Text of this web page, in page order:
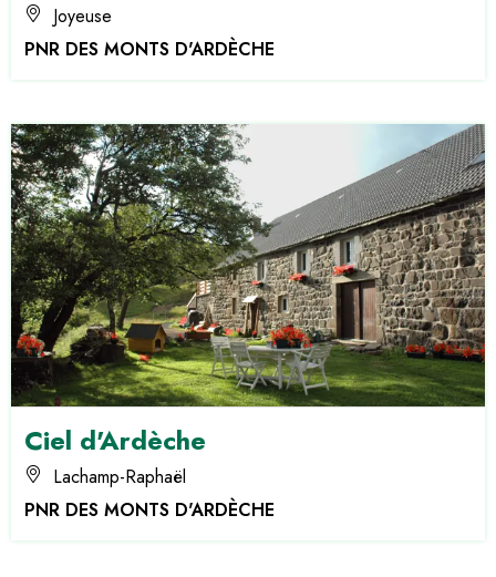
Joyeuse
PNR DES MONTS D'ARDÈCHE
Ciel d'Ardèche
Lachamp-Raphaël
PNR DES MONTS D'ARDÈCHE